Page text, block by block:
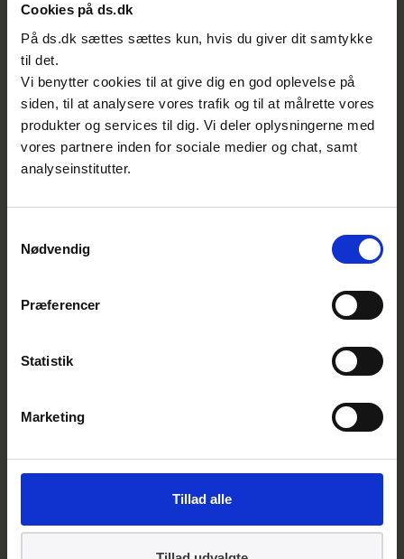
Cookies på ds.dk
På ds.dk sættes sættes kun, hvis du giver dit samtykke
til det.
Vi benytter cookies til at give dig en god oplevelse på
siden, til at analysere vores trafik og til at målrette vores
produkter og services til dig. Vi deler oplysningerne med
vores partnere inden for sociale medier og chat, samt
analyseinstitutter.
Nødvendig
Præferencer
Statistik
Marketing
Tillad alle
”Byggevarer skal CE-mærkes”
fortæller i et letforståeligt og
informativt sprog hvad man skal være
opmærksom på, når det gælder CE-
mærkning af byggevarer.
Byggevarer omfatter alt fra cement og
Byggevaredirektivet (CPD) som vi kender det
Byggevareforordningen (CPR). I forbindelse
19 i en revideret udgave for at informere om
Dette hæfte har til formål at formidle de
brugergrupper på en overskuelig måde. Der
er derfor udarbejdet særskilte afsnit for hver
anvendes som opslagsværk og tjekliste og
derved hjælpe virksomheder med at
imødekomme kravene i
Byggevareforordningen.